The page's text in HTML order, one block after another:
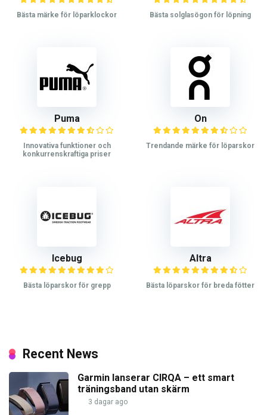
Bästa märke för löparklockor Bästa solglasögon för löpning
Puma
Innovativa funktioner och
konkurrenskraftiga priser
On
Trendande märke för löparskor
Icebug
Bästa löparskor för grepp
Altra
Bästa löparskor för breda fötter
Recent News
Garmin lanserar CIRQA – ett smart
träningsband utan skärm
3 dagar ago